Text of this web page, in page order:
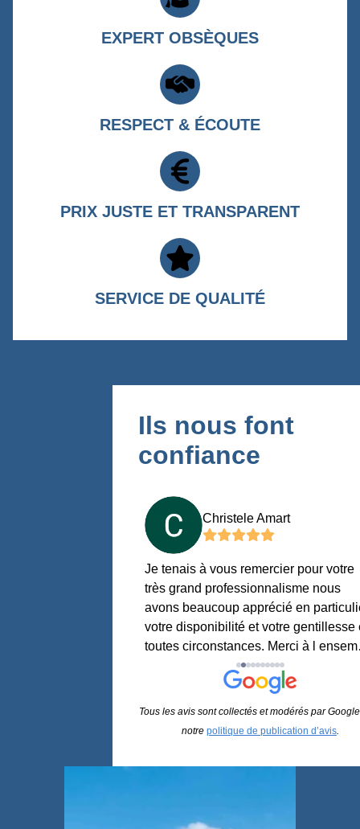
EXPERT OBSÈQUES
RESPECT & ÉCOUTE
PRIX JUSTE ET TRANSPARENT
SERVICE DE QUALITÉ
Ils nous font
confiance
Christele Amart
Je tenais à vous remercier pour votre
très grand professionnalisme nous
avons beaucoup apprécié en
votre disponibilité et votre gentillesse
toutes circonstances. Merci à l
de l équipe pour votre soutien et vos
attentions qui nous ont été d un grand
Tous les avis sont collectés et modérés par
notre politique de publication d’avis